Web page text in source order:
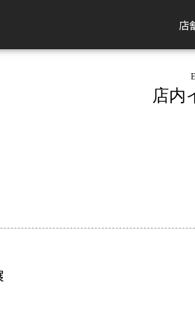
店
店内